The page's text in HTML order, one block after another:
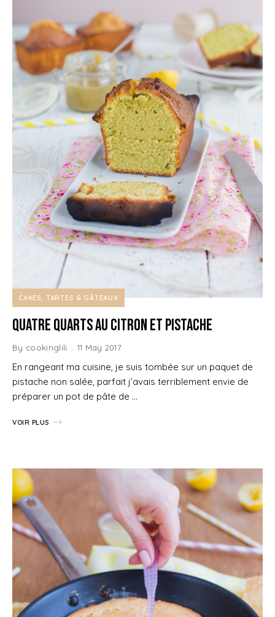
CAKES, TARTES & GÂTEAUX
Quatre quarts au Citron et Pistache
By cookinglili 11 May 2017
En rangeant ma cuisine, je suis tombée sur un paquet de
pistache non salée, parfait j’avais terriblement envie de
préparer un pot de pâte de …
VOIR PLUS